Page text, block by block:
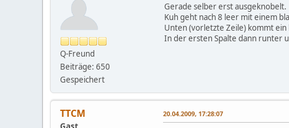
Q-Freund
Beiträge: 650
Gespeichert
Gerade selber erst ausgeknobelt.
Kuh geht nach 8 leer mit einem
Unten (vorletzte Zeile) kommt ein
In der ersten Spalte dann runter
TTCM 20.04.2009, 17:28:07